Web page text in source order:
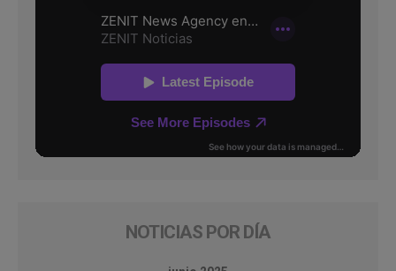
NOTICIAS POR DÍA